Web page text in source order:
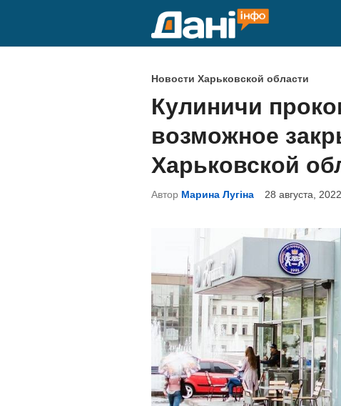
О
п
у
б
л
и
к
н
о
в
Новости Харьковской области
Кулиничи
возможное
Харьковской
Автор Марина Лугіна 28 августа, 2022